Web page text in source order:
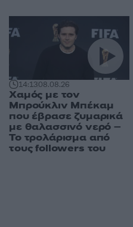
14:1308.08.26
Χαμός με τον
Μπρούκλιν Μπέκαμ
που έβρασε ζυμαρικά
με θαλασσινό νερό –
Το τρολάρισμα από
τους followers του